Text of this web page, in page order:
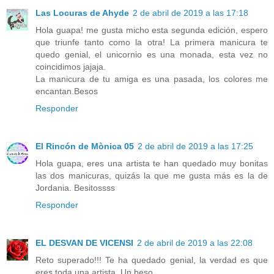
Las Locuras de Ahyde 2 de abril de 2019 a las 17:18
Hola guapa! me gusta micho esta segunda edición, espero
que triunfe tanto como la otra! La primera manicura te
quedo genial, el unicornio es una monada, esta vez no
coincidimos jajaja.
La manicura de tu amiga es una pasada, los colores me
encantan.Besos
Responder
El Rincón de Mònica 05 2 de abril de 2019 a las 17:25
Hola guapa, eres una artista te han quedado muy bonitas
las dos manicuras, quizás la que me gusta más es la de
Jordania. Besitossss
Responder
EL DESVAN DE VICENSI 2 de abril de 2019 a las 22:08
Reto superado!!! Te ha quedado genial, la verdad es que